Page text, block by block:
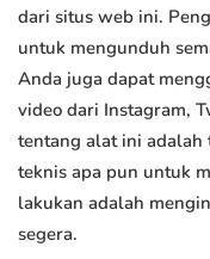
dari situs web ini.
untuk mengunduh
Anda juga dapat
video dari Instagram,
tentang alat ini adalah
teknis apa pun untuk
lakukan adalah
segera.